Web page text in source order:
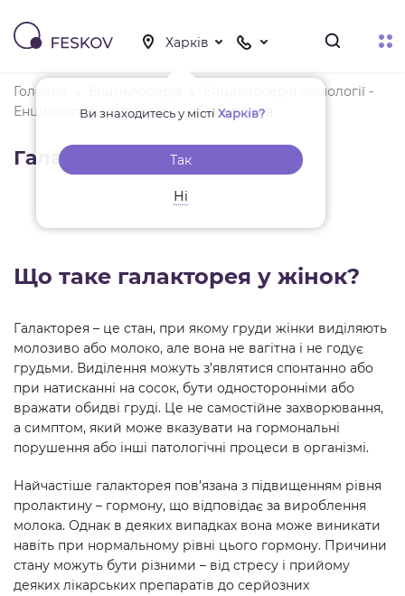
Ви знаходитесь у місті Харків?
Так
Ні
Головна
Енциклопедія мамології -
Енциклопедія мамології
Галакторея
Галакторея
Що таке галакторея у жінок?
Галакторея – це стан, при якому груди жінки виділяють
молозиво або молоко, але вона не вагітна і не годує
грудьми. Виділення можуть з’являтися спонтанно або
при натисканні на сосок, бути односторонніми або
вражати обидві груді. Це не самостійне захворювання,
а симптом, який може вказувати на гормональні
порушення або інші патологічні процеси в організмі.
Найчастіше галакторея пов’язана з підвищенням рівня
пролактину – гормону, що відповідає за вироблення
молока. Однак в деяких випадках вона може виникати
навіть при нормальному рівні цього гормону. Причини
стану можуть бути різними – від стресу і прийому
деяких лікарських препаратів до серйозних